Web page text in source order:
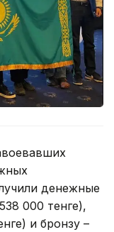
денежные
000 тенге),
и бронзу –